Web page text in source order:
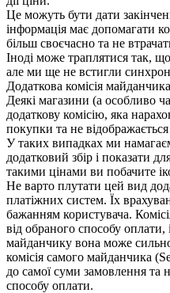
Це можуть бути дати
інформація має допомагати
більш своєчасно та не
Іноді може траплятися так,
але ми ще не встигли
Додаткова комісія
Деякі магазини (а особливо
додаткову комісію, яка
покупки та не відображається
У таких випадках ми
додатковий збір і показати
такими цінами ви побачите
Не варто плутати цей вид
платіжних систем. Їх
бажанням користувача.
від обраного способу
майданчику вона може
комісія самого майданчика
до самої суми замовлення та
способу оплати.